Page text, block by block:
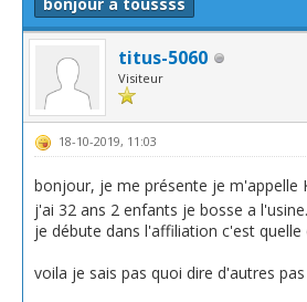
titus-5060
Visiteur
18-10-2019, 11:03
bonjour, je me présente je m'appelle
j'ai 32 ans 2 enfants je bosse a
je débute dans l'affiliation c'est
voila je sais pas quoi dire d'autres